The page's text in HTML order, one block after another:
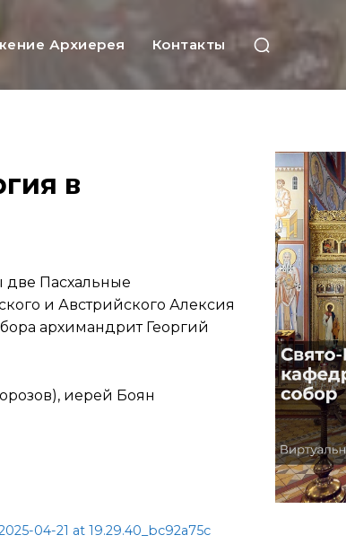
Архиерея Контакты
в
две Пасхальные
и Австрийского Алексия
архимандрит Георгий
иерей Боян